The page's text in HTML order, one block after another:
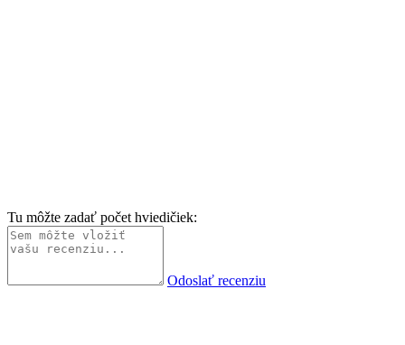
Tu môžte zadať počet hviedičiek:
Odoslať recenziu